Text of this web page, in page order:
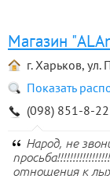
Магазин
г. Харьков,
Показать
(098) 851-8-
Народ, не
отношения к